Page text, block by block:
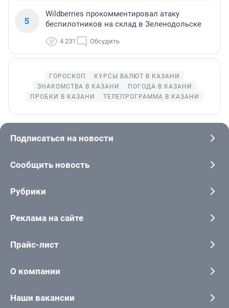
5
Wildberries прокомментировал атаку
беспилотников на склад в Зеленодольске
4 231 Обсудить
ГОРОСКОП
КУРСЫ ВАЛЮТ В КАЗАНИ
ЗНАКОМСТВА В КАЗАНИ
ПОГОДА В КАЗАНИ
ПРОБКИ В КАЗАНИ
ТЕЛЕПРОГРАММА В КАЗАНИ
Подписаться на новости
Сообщить новость
Рубрики
Реклама на сайте
Прайс-лист
О компании
Наши вакансии